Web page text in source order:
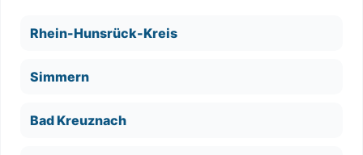
Rhein-Hunsrück-Kreis
Simmern
Bad Kreuznach